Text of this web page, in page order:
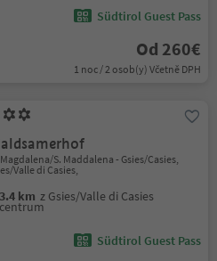
Südtirol Guest Pass
Od 260€
1 noc / 2 osob(y) Včetně DPH
S. Maddalena - Gsies/Casies,
Valle di Casies,
3.4 km z Gsies/Valle di Casies
centrum
Südtirol Guest Pass